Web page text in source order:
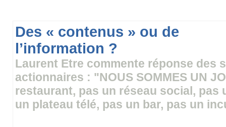
Des « contenus » ou de
l’information ?
Laurent Etre commente réponse des
actionnaires : "NOUS SOMMES UN
restaurant, pas un réseau social, pas
un plateau télé, pas un bar, pas un